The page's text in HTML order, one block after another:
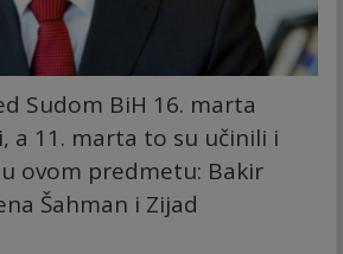
Sudom BiH 16. marta
a 11. marta to su učinili i
ovom predmetu: Bakir
Šahman i Zijad